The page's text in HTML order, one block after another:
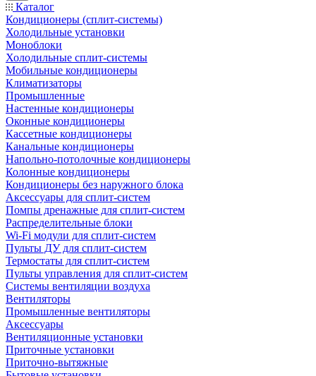
Каталог
Кондиционеры (сплит-системы)
Холодильные установки
Моноблоки
Холодильные сплит-системы
Мобильные кондиционеры
Климатизаторы
Промышленные
Настенные кондиционеры
Оконные кондиционеры
Кассетные кондиционеры
Канальные кондиционеры
Напольно-потолочные кондиционеры
Колонные кондиционеры
Кондиционеры без наружного блока
Аксессуары для сплит-систем
Помпы дренажные для сплит-систем
Распределительные блоки
Wi-Fi модули для сплит-систем
Пульты ДУ для сплит-систем
Термостаты для сплит-систем
Пульты управления для сплит-систем
Системы вентиляции воздуха
Вентиляторы
Промышленные вентиляторы
Аксессуары
Вентиляционные установки
Приточные установки
Приточно-вытяжные